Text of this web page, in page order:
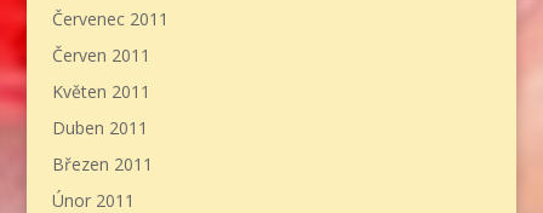
Červenec 2011
Červen 2011
Květen 2011
Duben 2011
Březen 2011
Únor 2011